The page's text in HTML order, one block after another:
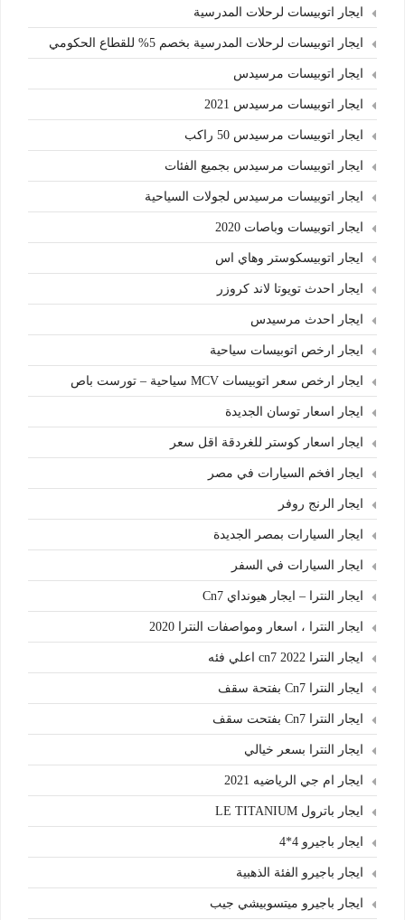
ايجار اتوبيسات لرحلات المدرسية
ايجار اتوبيسات لرحلات المدرسية بخصم 5% للقطاع الحكومي
ايجار اتوبيسات مرسيدس
ايجار اتوبيسات مرسيدس 2021
ايجار اتوبيسات مرسيدس 50 راكب
ايجار اتوبيسات مرسيدس بجميع الفئات
ايجار اتوبيسات مرسيدس لجولات السياحية
ايجار اتوبيسات وباصات 2020
ايجار اتوبيسكوستر وهاي اس
ايجار احدث تويوتا لاند كروزر
ايجار احدث مرسيدس
ايجار ارخص اتوبيسات سياحية
ايجار ارخص سعر اتوبيسات MCV سياحية – تورست باص
ايجار اسعار توسان الجديدة
ايجار اسعار كوستر للغردقة اقل سعر
ايجار افخم السيارات في مصر
ايجار الرنج روفر
ايجار السيارات بمصر الجديدة
ايجار السيارات في السفر
ايجار النترا – ايجار هيونداي Cn7
ايجار النترا ، اسعار ومواصفات النترا 2020
ايجار النترا cn7 2022 اعلي فئه
ايجار النترا Cn7 بفتحة سقف
ايجار النترا Cn7 بفتحت سقف
ايجار النترا بسعر خيالي
ايجار ام جي الرياضيه 2021
ايجار باترول LE TITANIUM
ايجار باجيرو 4*4
ايجار باجيرو الفئة الذهبية
ايجار باجيرو ميتسوبيشي جيب